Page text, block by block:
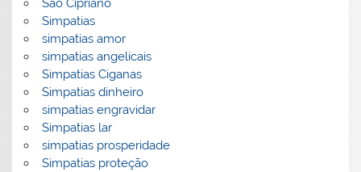
São Cipriano
Simpatias
simpatias amor
simpatias angelicais
Simpatias Ciganas
Simpatias dinheiro
simpatias engravidar
Simpatias lar
simpatias prosperidade
Simpatias proteção